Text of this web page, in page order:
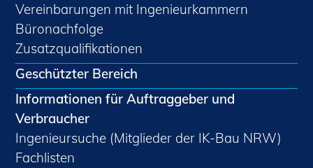
Vereinbarungen mit Ingenieurkammern
Büronachfolge
Zusatzqualifikationen
Geschützter Bereich
Informationen für Auftraggeber und
Verbraucher
Ingenieursuche (Mitglieder der IK-Bau NRW)
Fachlisten